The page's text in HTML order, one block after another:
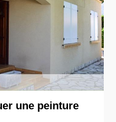
une peinture